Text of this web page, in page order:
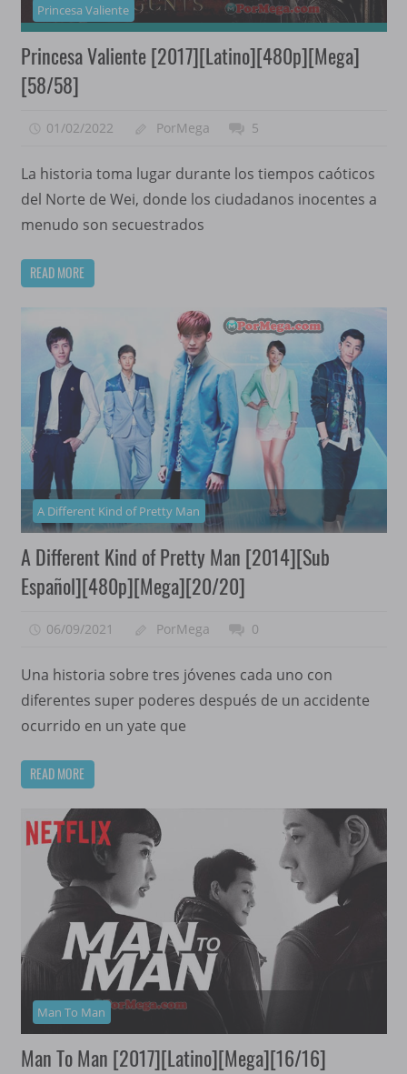
Princesa Valiente
Princesa Valiente [2017][Latino][480p][Mega]
[58/58]
01/02/2022 PorMega 5
La historia toma lugar durante los tiempos caóticos
del Norte de Wei, donde los ciudadanos inocentes a
menudo son secuestrados
READ MORE
A Different Kind of Pretty Man
A Different Kind of Pretty Man [2014][Sub
Español][480p][Mega][20/20]
06/09/2021 PorMega 0
Una historia sobre tres jóvenes cada uno con
diferentes super poderes después de un accidente
ocurrido en un yate que
READ MORE
Man To Man
Man To Man [2017][Latino][Mega][16/16]